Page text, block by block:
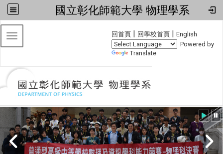
國立彰化師範大學 物理學系
回首頁 | 回學校首頁 | English
Powered by
Translate
Toggle navigation